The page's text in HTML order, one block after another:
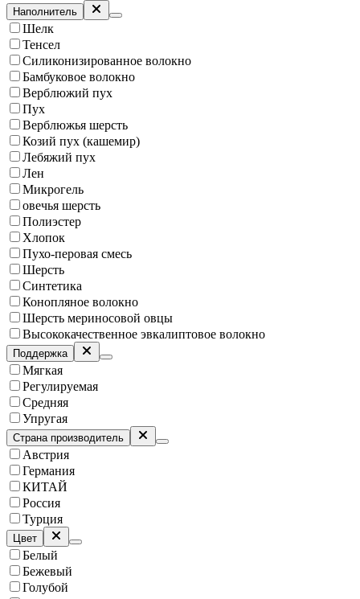
Наполнитель
Шелк
Тенсел
Силиконизированное волокно
Бамбуковое волокно
Верблюжий пух
Пух
Верблюжья шерсть
Козий пух (кашемир)
Лебяжий пух
Лен
Микрогель
овечья шерсть
Полиэстер
Хлопок
Пухо-перовая смесь
Шерсть
Синтетика
Конопляное волокно
Шерсть мериносовой овцы
Высококачественное эвкалиптовое волокно
Поддержка
Мягкая
Регулируемая
Средняя
Упругая
Страна производитель
Австрия
Германия
КИТАЙ
Россия
Турция
Цвет
Белый
Бежевый
Голубой